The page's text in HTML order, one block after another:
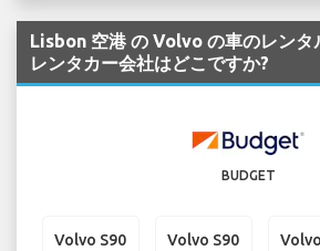
Lisbon 空港 の Volvo の車のレンタ
レンタカー会社はどこですか?
BUDGET
Volvo S90 Volvo S90